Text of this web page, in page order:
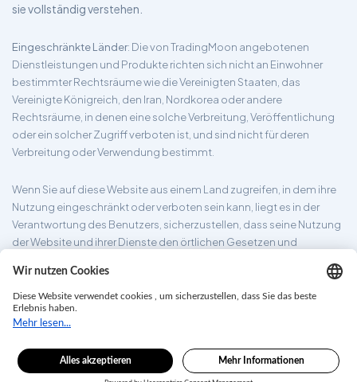
sie vollständig verstehen.
Eingeschränkte Länder: Die von TradingMoon angebotenen
Dienstleistungen und Produkte richten sich nicht an Einwohner
bestimmter Rechtsräume wie die Vereinigten Staaten, das
Vereinigte Königreich, den Iran, Nordkorea oder andere
Rechtsräume, in denen eine solche Verbreitung, Veröffentlichung
oder ein solcher Zugriff verboten ist, und sind nicht für deren
Verbreitung oder Verwendung bestimmt.
Wenn Sie auf diese Website aus einem Land zugreifen, in dem ihre
Nutzung eingeschränkt oder verboten sein kann, liegt es in der
Verantwortung des Benutzers, sicherzustellen, dass seine Nutzung
der Website und ihrer Dienste den örtlichen Gesetzen und
seiner Website bereitgestellten Informationen für alle
Rechtsgebiete geeignet sind.
tradingmoon.com ©2026. Alle Rechte vorbehalten.